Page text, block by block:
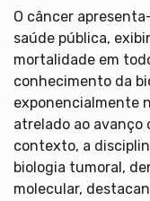
O câncer
saúde pública,
mortalidade em
conhecimento da
exponencialmente
atrelado ao avanço
contexto, a
biologia tumoral,
molecular,